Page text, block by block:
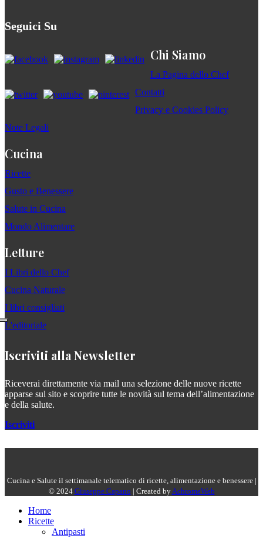
Seguici Su
Chi Siamo
La Pagina dello Chef
Contatti
Privacy e Cookies Policy
Note Legali
Cucina
Ricette
Gusto e Benessere
Salute in Cucina
Mondo Alimentare
Letture
I Libri dello Chef
Cucina Naturale
I libri consigliati
L'editoriale
Iscriviti alla Newsletter
Riceverai direttamente via mail una selezione delle nuove ricette
apparse sul sito e scoprire tutte le novità sul tema dell’alimentazione
e della salute.
Iscriviti
Cucina e Salute il settimanale telematico di ricette, alimentazione e benessere |
© 2024 Giuseppe Capano | Created byAchromeWeb
Home
Ricette
Antipasti